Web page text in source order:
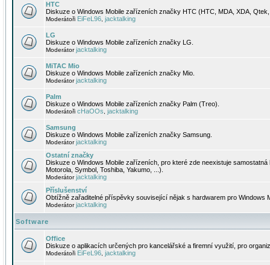
HTC
Diskuze o Windows Mobile zařízeních značky HTC (HTC, MDA, XDA,
Moderátoři EiFeL96 jacktalking
LG
Diskuze o Windows Mobile zařízeních značky LG.
Moderátorjacktalking
MiTAC Mio
Diskuze o Windows Mobile zařízeních značky Mio.
Moderátorjacktalking
Palm
Diskuze o Windows Mobile zařízeních značky Palm (Treo).
Moderátoři cHaOOs jacktalking
Samsung
Diskuze o Windows Mobile zařízeních značky Samsung.
Moderátorjacktalking
Ostatní značky
Diskuze o Windows Mobile zařízeních, pro které zde neexistuje
Motorola, Symbol, Toshiba, Yakumo, ...).
Moderátorjacktalking
Příslušenství
Obtížně zařaditelné příspěvky související nějak s hardwarem pro Windows
Moderátorjacktalking
Software
Office
Diskuze o aplikacích určených pro kancelářské a firemní využití, pro
Moderátoři EiFeL96 jacktalking